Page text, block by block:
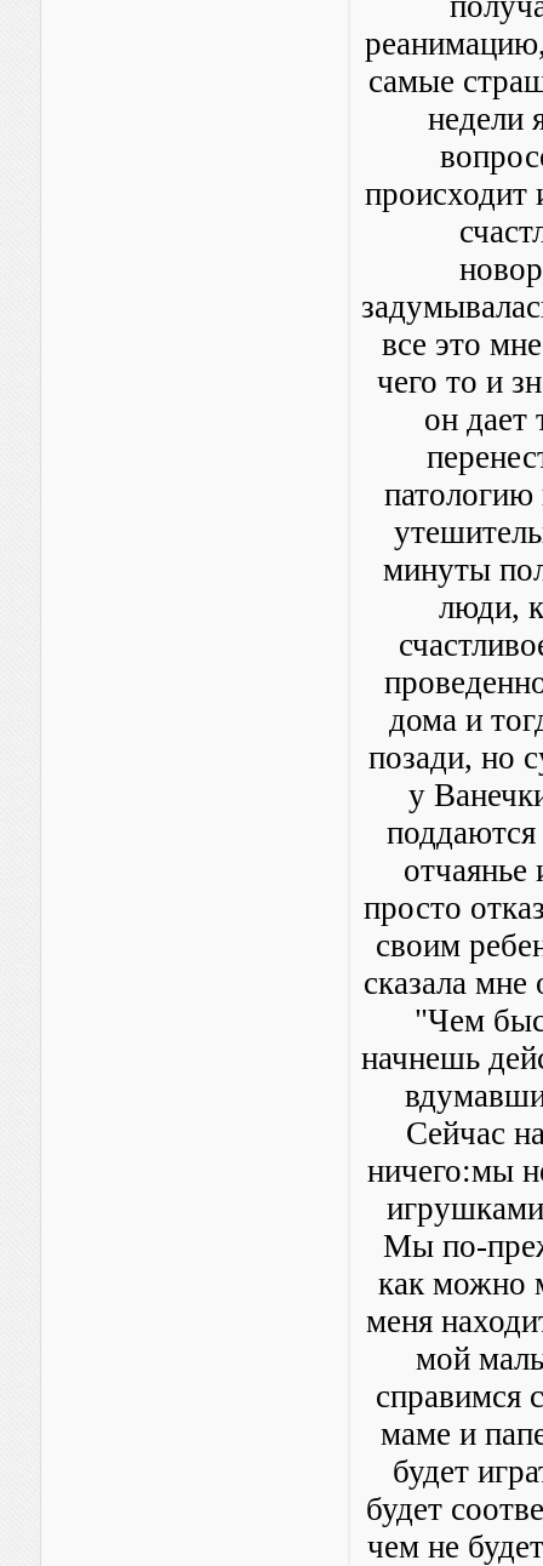
самые
недели
происходит
все это
чего то и
он дает
минуты
люди,
дома и
позади, но
у
отчаянье
просто
своим
сказала
"Чем
начнешь
Сейчас
ничего:мы
Мы по-
как можно
меня
мой
справимся
маме и
будет
будет
чем не